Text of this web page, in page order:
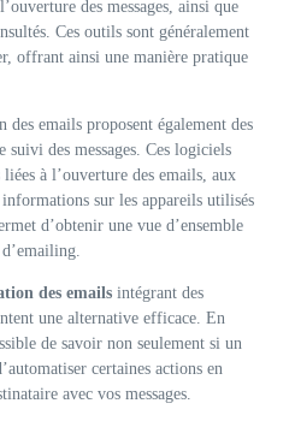
des messages, ainsi que
Ces outils sont généralement
offrant ainsi une manière pratique
des emails proposent également des
des messages. Ces logiciels
à l’ouverture des emails, aux
sur les appareils utilisés
d’obtenir une vue d’ensemble
des emails intégrant des
une alternative efficace. En
de savoir non seulement si un
certaines actions en
avec vos messages.